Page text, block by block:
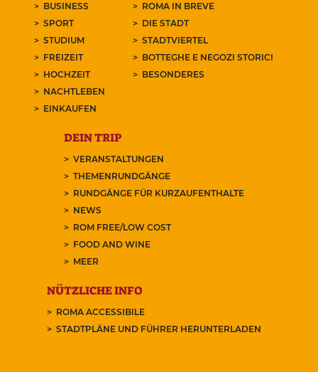
BUSINESS
SPORT
STUDIUM
FREIZEIT
HOCHZEIT
NACHTLEBEN
EINKAUFEN
ROMA IN BREVE
DIE STADT
STADTVIERTEL
BOTTEGHE E NEGOZI STORICI
BESONDERES
DEIN TRIP
VERANSTALTUNGEN
THEMENRUNDGÄNGE
RUNDGÄNGE FÜR KURZAUFENTHALTE
NEWS
ROM FREE/LOW COST
FOOD AND WINE
MEER
NÜTZLICHE INFO
ROMA ACCESSIBILE
STADTPLÄNE UND FÜHRER HERUNTERLADEN